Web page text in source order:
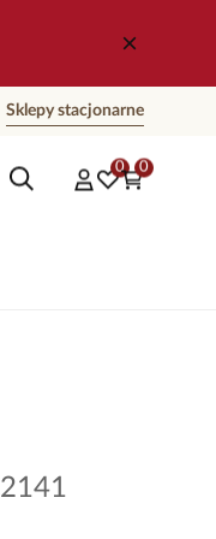
Sklepy stacjonarne
0 0